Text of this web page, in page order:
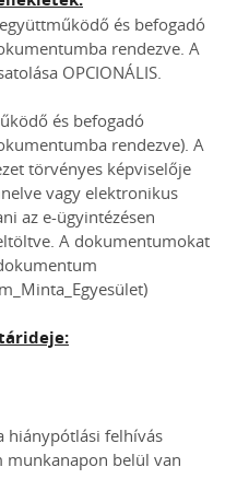
és befogadó
rendezve. A
OPCIONÁLIS.
és befogadó
rendezve). A
törvényes képviselője
vagy elektronikus
az e-ügyintézésen
A dokumentumokat
hiánypótlási felhívás
munkanapon belül van